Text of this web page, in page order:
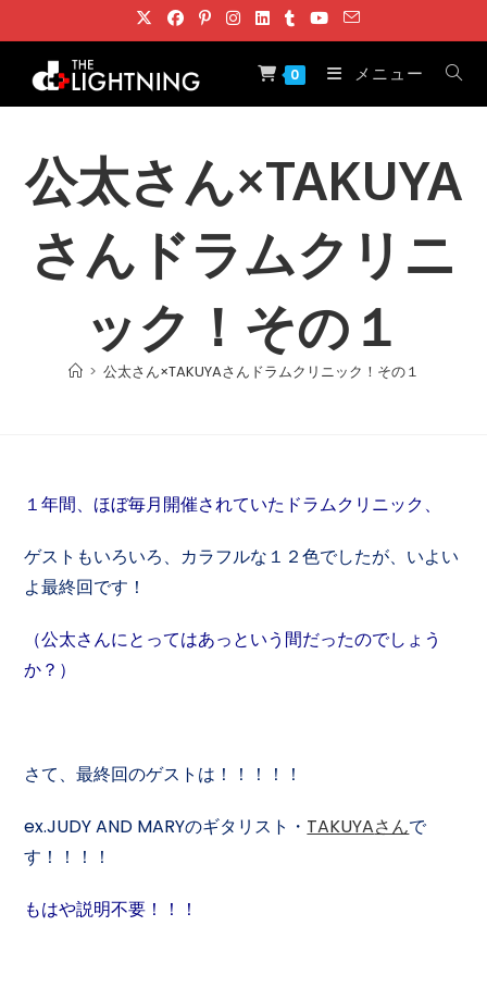
ン
0 メニュー
公太さん×TAKUYA
さんドラムクリニ
ック！その１
> 公太さん×TAKUYAさんドラムクリニック！その１
１年間、ほぼ毎月開催されていたドラムクリニック、
ゲストもいろいろ、カラフルな１２色でしたが、 いよい
よ最終回です！
（公太さんにとってはあっという間だったのでしょう
か？）
さて、最終回のゲストは！！！！！
ex.JUDY AND MARYのギタリスト・ TAKUYAさんで
す！！！！
もはや説明不要！！！